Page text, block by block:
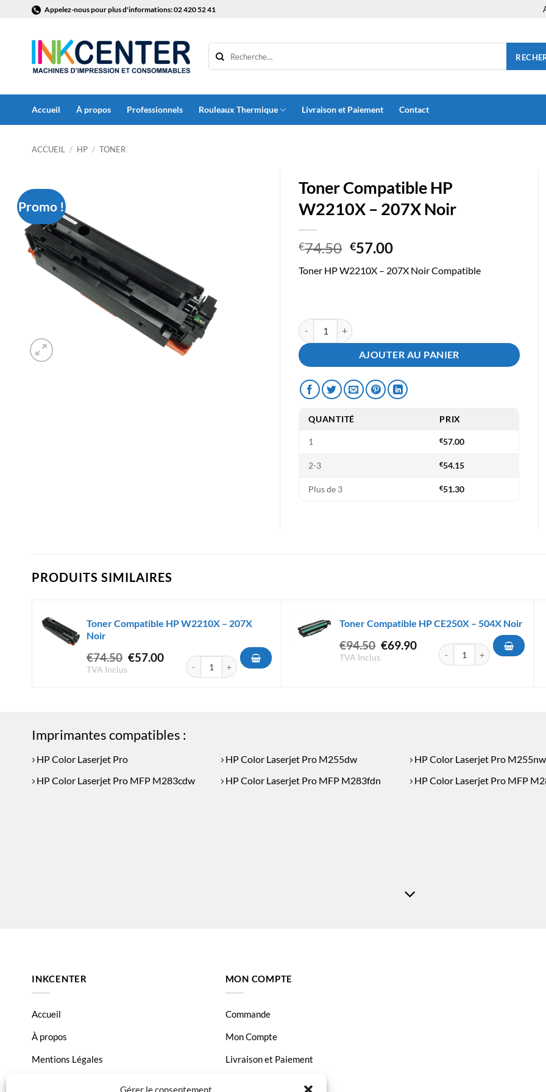
contenu
Appelez-nous pour plus d'informations: 02 420 52 41
Accueil À propos Professionnels Rouleaux Thermique Livraison et Paiement Contact
ACCUEIL / HP / TONER
Promo !
Toner Compatible HP
W2210X – 207X Noir
€74.50 Le
initial
€57.00Le
actuel
Toner HP W2210X – 207X Noir Compatible
quantité de Toner Compatible HP W2210X - 207X Noir
AJOUTER AU PANIER
QUANTITÉ PRIX
1 €57.00
2-3 €54.15
Plus de 3 €51.30
PRODUITS SIMILAIRES
Toner Compatible HP W2210X – 207X
Noir
€74.50 Le
prix
€57.00Le
TVA Inclus
quantité de Toner Compatible HP W2210X - 207X Noir
Toner Compatible HP CE250X – 504X Noir
€94.50 Le
€69.90Le
TVA Inclus
quantité de Toner
Imprimantes compatibles :
HP Color Laserjet Pro HP Color Laserjet Pro M255dw HP Color Laserjet Pro M255nw
HP Color Laserjet Pro MFP M283cdw
HP Color Laserjet Pro MFP M283fdn HP Color Laserjet Pro MFP
INKCENTER
Accueil
À propos
Mentions Légales
MON COMPTE
Commande
Mon Compte
Livraison et Paiement